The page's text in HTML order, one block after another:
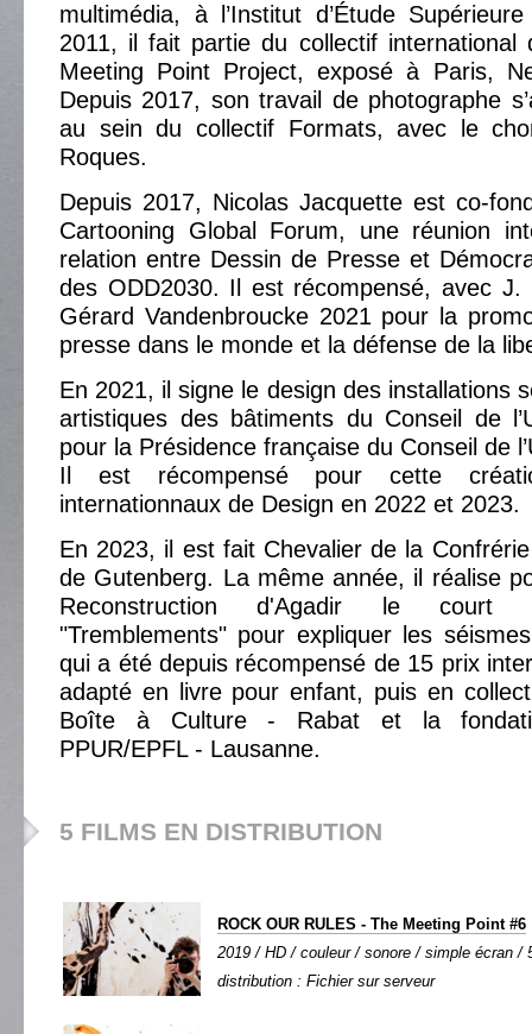
multimédia, à l’Institut d’Étude
2011, il fait partie du collectif international
Meeting Point Project, exposé à Paris,
Depuis 2017, son travail de photographe
au sein du collectif Formats, avec le
Roques.
Depuis 2017, Nicolas Jacquette est co-
Cartooning Global Forum, une réunion
relation entre Dessin de Presse et
des ODD2030. Il est récompensé, avec J.
Gérard Vandenbroucke 2021 pour la
presse dans le monde et la défense de la
En 2021, il signe le design des installations
artistiques des bâtiments du Conseil de
pour la Présidence française du Conseil de
Il est récompensé pour cette
internationnaux de Design en 2022 et 2023.
En 2023, il est fait Chevalier de la
de Gutenberg. La même année, il réalise
Reconstruction d'Agadir le court
"Tremblements" pour expliquer les
qui a été depuis récompensé de 15 prix
adapté en livre pour enfant, puis en
Boîte à Culture - Rabat et la
PPUR/EPFL - Lausanne.
5 FILMS EN DISTRIBUTION
ROCK OUR RULES - The Meeting Point #6
2019 / HD / couleur / sonore / simple écran /
distribution : Fichier sur serveur